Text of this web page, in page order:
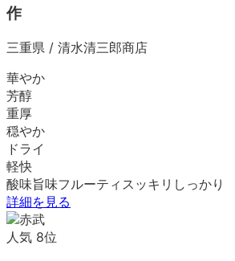
作
三重県 / 清水清三郎商店
華やか
芳醇
重厚
穏やか
ドライ
軽快
酸味旨味フルーティ スッキリ しっかり
詳細を見る
人気 8位